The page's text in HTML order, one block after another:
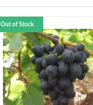
Out of Stock